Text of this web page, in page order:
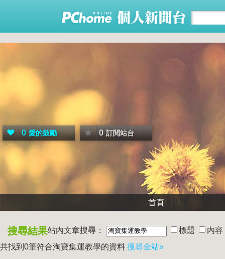
0 愛的鼓勵 0 訂閱站台
首頁
搜尋結果站內文章搜尋： 標題
內容
共找到0筆符合淘寶集運教學的資料 搜尋全站»